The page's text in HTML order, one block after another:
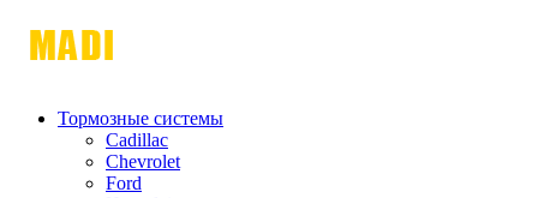
Тормозные системы
Cadillac
Chevrolet
Ford